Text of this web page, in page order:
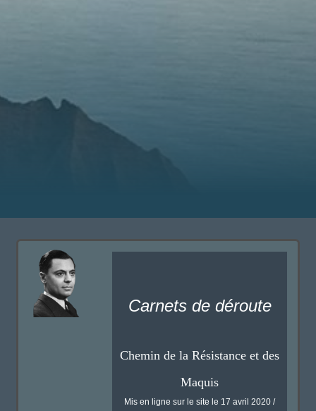
Carnets de déroute
Chemin de la Résistance et des
Maquis
Mis en ligne sur le site le 17 avril 2020 /